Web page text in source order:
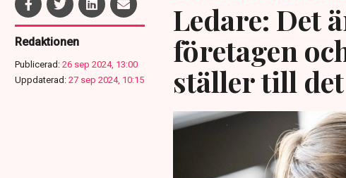
Redaktionen
Publicerad: 26 sep 2024, 13:00
Uppdaterad: 27 sep 2024, 10:15
Ledare: Det
företagen
ställer till det